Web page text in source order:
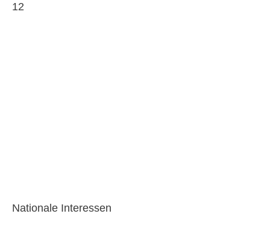
12
Nationale Interessen